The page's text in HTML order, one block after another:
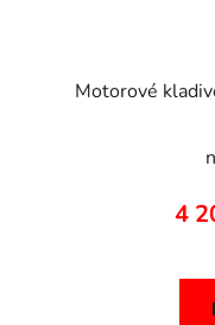
Motorové
4